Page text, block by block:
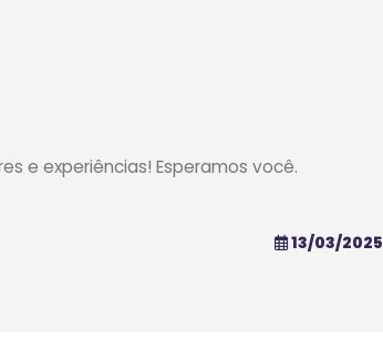
e experiências! Esperamos você.
13/03/2025